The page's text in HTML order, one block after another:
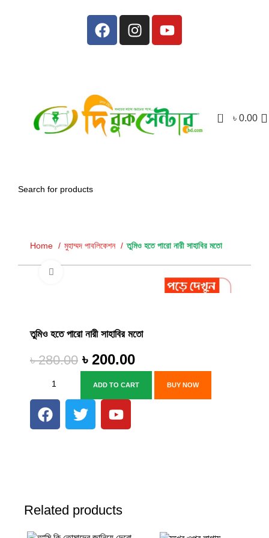
0 ৳ 0.00
Home মুহাম্মদ পাবলিকেশন তুমিও হতে পারো নারী সাহাবির মতো
তুমিও হতে পারো নারী সাহাবির মতো
৳280.00 ৳ 200.00
ADD TO CART BUY NOW
Related products